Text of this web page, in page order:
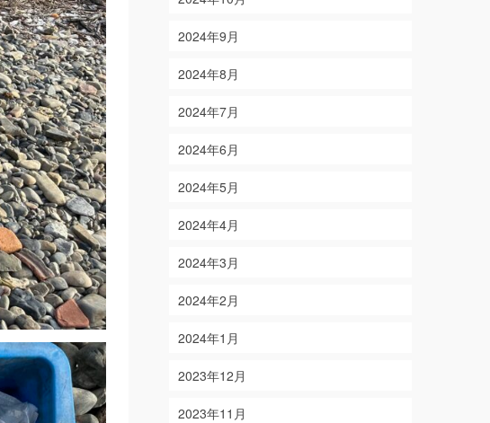
2024年9月
2024年8月
2024年7月
2024年6月
2024年5月
2024年4月
2024年3月
2024年2月
2024年1月
2023年12月
2023年11月